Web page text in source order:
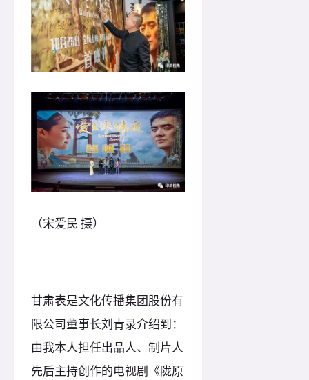
（宋爱民 摄）
甘肃表是文化传播集团股份有
限公司董事长刘青录介绍到：
由我本人担任出品人、制片人
先后主持创作的电视剧《陇原